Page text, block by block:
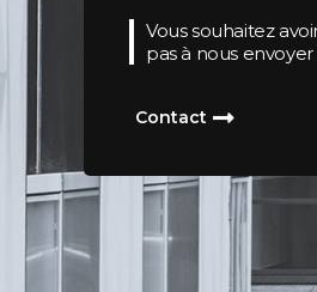
Vous souhaitez
pas à nous
Contact